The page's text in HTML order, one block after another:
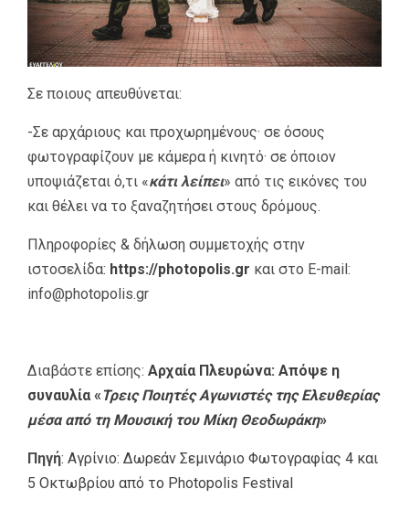
Σε ποιους απευθύνεται:
-Σε αρχάριους και προχωρημένους· σε όσους
φωτογραφίζουν με κάμερα ή κινητό· σε όποιον
υποψιάζεται ό,τι «κάτι λείπει» από τις εικόνες του
και θέλει να το ξαναζητήσει στους δρόμους.
Πληροφορίες & δήλωση συμμετοχής στην
ιστοσελίδα: https://photopolis.gr και στο E-mail:
info@photopolis.gr
Διαβάστε επίσης: Αρχαία Πλευρώνα: Απόψε η
συναυλία « Τρεις Ποιητές Αγωνιστές της Ελευθερίας
μέσα από τη Μουσική του Μίκη Θεοδωράκη»
Πηγή: Αγρίνιο: Δωρεάν Σεμινάριο Φωτογραφίας 4 και
5 Οκτωβρίου από το Photopolis Festival